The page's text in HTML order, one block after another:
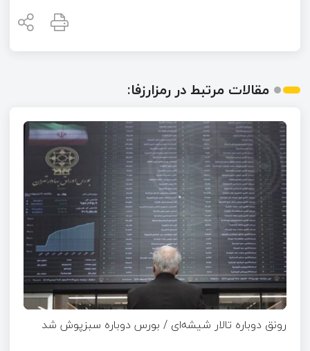
مقالات مرتبط در رمزارزفا:
رونق دوباره تالار شیشه‌ای / بورس دوباره سبزپوش شد